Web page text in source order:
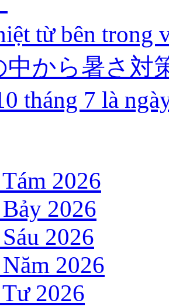
từ bên trong
中から暑さ対
tháng 7 là
2026
2026
2026
2026
2026